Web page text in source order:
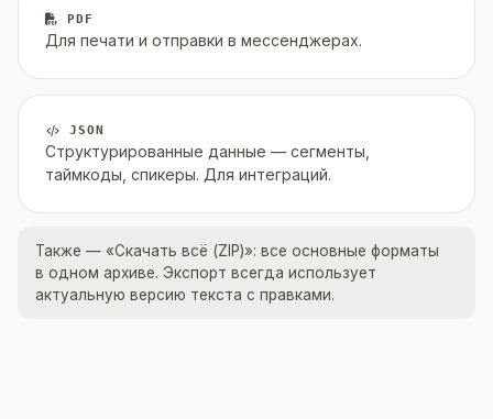
PDF
Для печати и отправки в мессенджерах.
JSON
Структурированные данные — сегменты,
таймкоды, спикеры. Для интеграций.
Также — «Скачать всё (ZIP)»: все основные форматы
в одном архиве. Экспорт всегда использует
актуальную версию текста с правками.